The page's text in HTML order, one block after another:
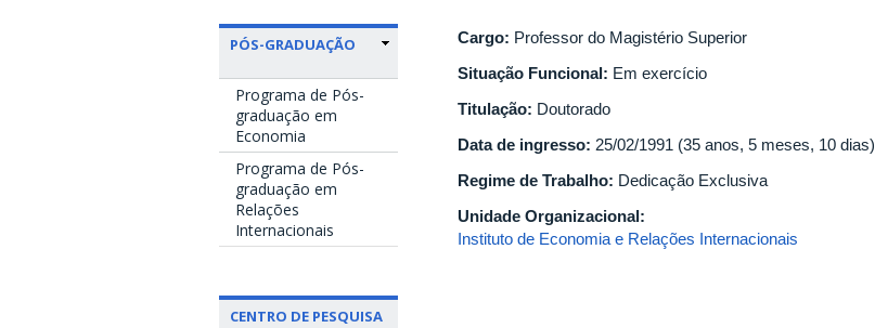
PÓS-GRADUAÇÃO
Programa de Pós-
graduação em
Economia
Programa de Pós-
graduação em
Relações
Internacionais
CENTRO DE PESQUISA
Cargo: Professor do Magistério Superior
Situação Funcional: Em exercício
Titulação: Doutorado
Data de ingresso: 25/02/1991 (35 anos, 5 meses, 10 dias)
Regime de Trabalho: Dedicação Exclusiva
Unidade Organizacional:
Instituto de Economia e Relações Internacionais